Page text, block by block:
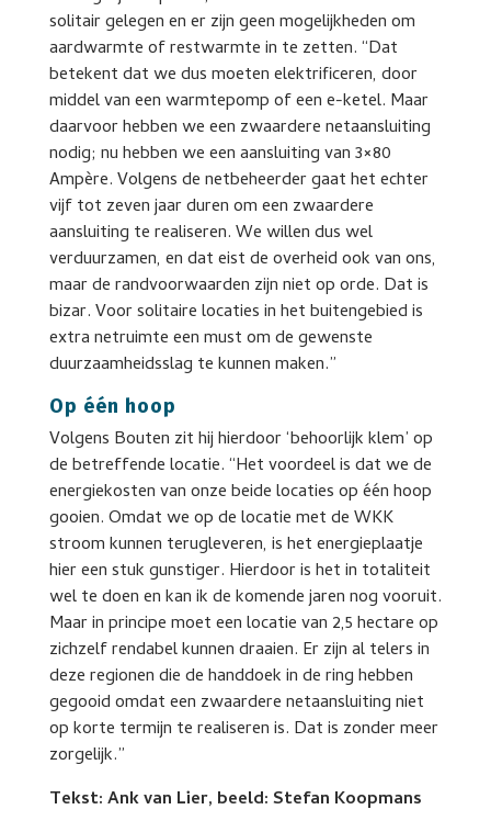
solitair gelegen en er zijn geen mogelijkheden om
aardwarmte of restwarmte in te zetten. “Dat
betekent dat we dus moeten elektrificeren, door
middel van een warmtepomp of een e-ketel. Maar
daarvoor hebben we een zwaardere netaansluiting
nodig; nu hebben we een aansluiting van 3×80
Ampère. Volgens de netbeheerder gaat het echter
vijf tot zeven jaar duren om een zwaardere
aansluiting te realiseren. We willen dus wel
verduurzamen, en dat eist de overheid ook van ons,
maar de randvoorwaarden zijn niet op orde. Dat is
bizar. Voor solitaire locaties in het buitengebied is
extra netruimte een must om de gewenste
duurzaamheidsslag te kunnen maken.”
Op één hoop
Volgens Bouten zit hij hierdoor ‘behoorlijk klem’ op
de betreffende locatie. “Het voordeel is dat we de
energiekosten van onze beide locaties op één hoop
gooien. Omdat we op de locatie met de WKK
stroom kunnen terugleveren, is het energieplaatje
hier een stuk gunstiger. Hierdoor is het in totaliteit
wel te doen en kan ik de komende jaren nog vooruit.
Maar in principe moet een locatie van 2,5 hectare op
zichzelf rendabel kunnen draaien. Er zijn al telers in
deze regionen die de handdoek in de ring hebben
gegooid omdat een zwaardere netaansluiting niet
op korte termijn te realiseren is. Dat is zonder meer
zorgelijk.”
Tekst: Ank van Lier, beeld: Stefan Koopmans